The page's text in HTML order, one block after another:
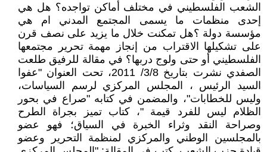
الشعب الفلسطيني في مختلف أماكن تواجده؟ هل هي
إحدى منظمات ما يسمى المجتمع المدني ام هي
مؤسسة دولة ؟هل تمكنت خلال ما يزيد على نصف قرن
على تشكيلها الاقتراب من إنجاز مهمة تحرير مجتمعها
الفلسطيني أو حتى ولوج دربها؟ في مقالة للرفيق طلعت
الصفدي نشرت بتاريخ 3/8/ 2011، تحت العنوان "عفوا
السيد الرئيس ، المجلس المركزي لرسم السياسات،
وليس للخطابات"، والمضمن في كتابه "صراع في بحور
الظلام ليس للفرد قيمة "، كتاب تميز بجراة الطرح
وصراحة النقد وثراء الخبرة في السياق؛ فهو عضو
بالمجلسين الوطني والمركزي لمنظمة التحرير وعضو